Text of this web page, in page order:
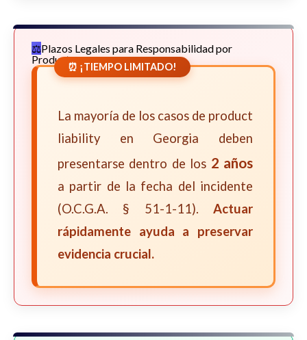
Plazos Legales para Responsabilidad por
Productos
⏰ ¡TIEMPO LIMITADO!
La mayoría de los casos de product
liability en Georgia deben
presentarse dentro de los 2 años
a partir de la fecha del incidente
(O.C.G.A. § 51-1-11). Actuar
rápidamente ayuda a preservar
evidencia crucial.